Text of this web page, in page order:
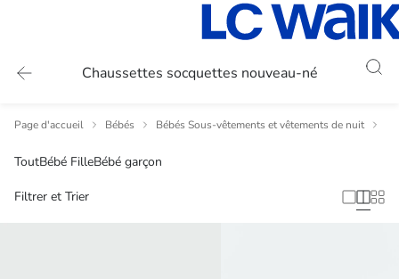
Chaussettes socquettes nouveau-né
Page d'accueil Bébés Bébés Sous-vêtements et vêtements de nuit
ToutBébé FilleBébé garçon
Filtrer et Trier